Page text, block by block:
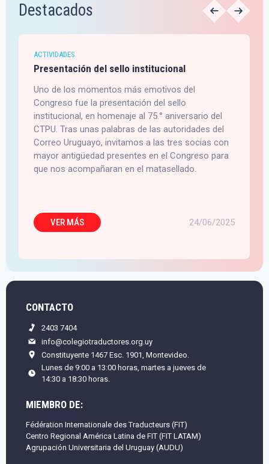
Destacados
ACTIVIDADES
Presentación del sello institucional
Uno de los momentos más emotivos del
Congreso fue la presentación del sello
institucional, en homenaje al 75.° aniversario del
CTPU. Tras unas palabras de las autoridades del
Correo Uruguayo, invitamos a las tres socias con
mayor antigüedad presentes en el Congreso para
que nos acompañaran en el matasellado.
VER MÁS 24/06/2025
CONTACTO
2403 7404
info@colegiotraductores.org.uy
Constituyente 1467 Esc. 1901, Montevideo.
Lunes de 9:00 a 13:00 horas, martes a jueves de
14:30 a 18:30 horas.
MIEMBRO DE:
Fédération Internationale des Traducteurs (FIT)
Centro Regional América Latina de FIT (FIT LATAM)
Agrupación Universitaria del Uruguay (AUDU)